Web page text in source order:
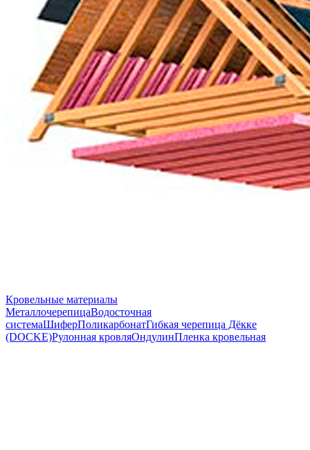
Кровельные материалы
МеталлочерепицаВодосточная
системаШиферПоликарбонатГибкая черепица Дёкке
(DOCKE)Рулонная кровляОндулинПленка кровельная